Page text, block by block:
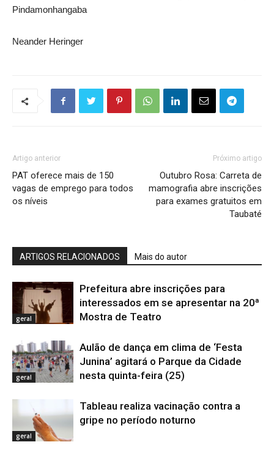
Pindamonhangaba
Neander Heringer
Artigo anterior
PAT oferece mais de 150
vagas de emprego para todos
os níveis
Próximo artigo
Outubro Rosa: Carreta de
mamografia abre inscrições
para exames gratuitos em
Taubaté
ARTIGOS RELACIONADOS Mais do autor
geral
Prefeitura abre inscrições para
interessados em se apresentar na 20ª
Mostra de Teatro
geral
Aulão de dança em clima de ‘Festa
Junina’ agitará o Parque da Cidade
nesta quinta-feira (25)
geral
Tableau realiza vacinação contra a
gripe no período noturno